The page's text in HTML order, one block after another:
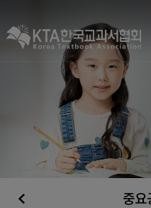
중요